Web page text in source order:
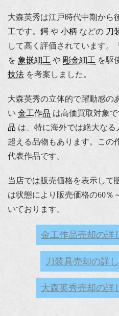
大森英秀は江戸時代中期から
工です。 鍔 や 小柄 などの 刀
して高く評価されています。
を 象嵌細工 や 彫金細工 を駆
技法 を考案しました。
大森英秀の立体的で躍動感の
い 金工作品 は高価買取対象
品 は、特に海外では絶大な
超える品物もあります。この
代表作品です。
当店では販売価格を表示して
は状態により販売価格の60％
いております。
金工作品売却の詳
刀装具売却の詳
大森英秀売却の詳